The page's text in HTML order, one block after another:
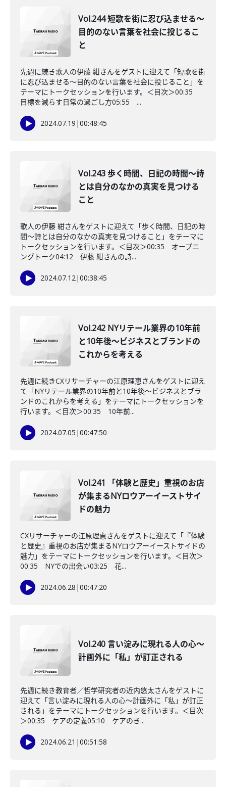
Vol.244 短歌を街に忍び込ませる〜
目的のない言葉を社会に投じるこ
と
先週に続き歌人の伊藤 紺さんをゲストに迎えて「短歌を街
に忍び込ませる〜目的のない言葉を社会に投じること」を
テーマにトークセッションを行います。＜目次＞00:35
目標を減らす日常の過ごし方05:55 ...
2024.07.19 |00:48:45
Vol.243 歩く時間、日記の時間〜詩
とは自分のなかの真実を見つける
こと
歌人の伊藤 紺さんをゲストに迎えて「歩く時間、日記の時
間〜詩とは自分のなかの真実を見つけること」をテーマに
トークセッションを行います。＜目次＞00:35 オープニ
ングトーク04:12 伊藤 紺さんの詩...
2024.07.12|00:38:45
Vol.242 NYリテール業界の10年前
と10年後〜ビジネスとブランドの
これからを考える
先週に続きCXリサーチャーの江原理恵さんをゲストに迎え
て「NYリテール業界の10年前と10年後〜ビジネスとブラ
ンドのこれからを考える」をテーマにトークセッションを
行います。＜目次＞00:35 10年前...
2024.07.05 |00:47:50
Vol.241 「体験と歴史」重視のお店
が集まるNYロウアーイーストサイ
ドの魅力
CXリサーチャーの江原理恵さんをゲストに迎えて「『体験
と歴史』重視のお店が集まるNYロウアーイーストサイドの
魅力」をテーマにトークセッションを行います。＜目次＞
00:35 NYでの出会い03:25 花...
2024.06.28 |00:47:20
Vol.240 言い淀みに現れる人の心〜
計画外に「私」が訂正される
先週に続き教育者／哲学研究者の近内悠太さんをゲストに
迎えて「言い淀みに現れる人の心〜計画外に「私」が訂正
される」をテーマにトークセッションを行います。＜目次
＞00:35 ケアの定義05:10 ケアのき...
2024.06.21 |00:51:58